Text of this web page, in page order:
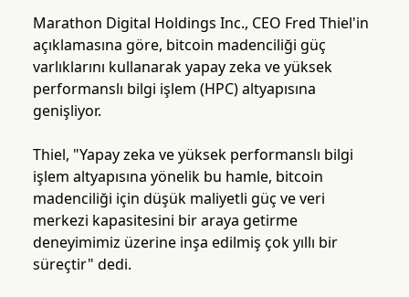
Marathon Digital Holdings Inc., CEO Fred Thiel'in
açıklamasına göre, bitcoin madenciliği güç
varlıklarını kullanarak yapay zeka ve yüksek
performanslı bilgi işlem (HPC) altyapısına
genişliyor.
Thiel, "Yapay zeka ve yüksek performanslı bilgi
işlem altyapısına yönelik bu hamle, bitcoin
madenciliği için düşük maliyetli güç ve veri
merkezi kapasitesini bir araya getirme
deneyimimiz üzerine inşa edilmiş çok yıllı bir
süreçtir" dedi.